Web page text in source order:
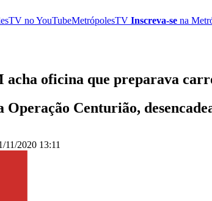
noYouTubeMetrópolesTV Inscreva-se na
acha oficina que preparava
Operação Centurião,
11/2020 13:11